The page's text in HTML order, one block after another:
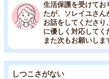
生活保護を受けてお
たが、ソレイユさん
お話をしてくださ
に優しく対応してく
また次もお願いしま
しつこさがない